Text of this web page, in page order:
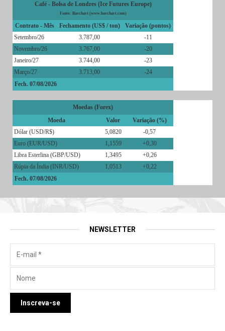
Café - Bolsa de Londres (Ice Futures Europe)
Fonte: Barchart (www.barchart.com)
Contrato - Mês Fechamento (US$ / ton)
Variação (pontos)
Setembro/26
3.787,00
-11
Novembro/26
3.767,00
-20
Janeiro/27
3.744,00
-23
Março/27
3.713,00
-24
Fech. 07/08/2026
Moedas (Forex)
Moeda
Valor
Variação (%)
Dólar (USD/R$)
5,0820
-0,57
Euro (EUR/USD)
1,1559
+0,30
Libra Esterlina (GBP/USD)
1,3495
+0,26
Rúpia da Índia (INR/USD)
1,0513
+0,22
Fech. 07/08/2026
NEWSLETTER